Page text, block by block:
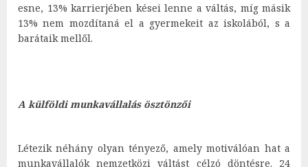
esne, 13% karrierjében kései lenne a váltás, míg másik
13% nem mozdítaná el a gyermekeit az iskolából, s a
barátaik mellől.
A külföldi munkavállalás ösztönzői
Létezik néhány olyan tényező, amely motiválóan hat a
munkavállalók nemzetközi váltást célzó döntésre. 24